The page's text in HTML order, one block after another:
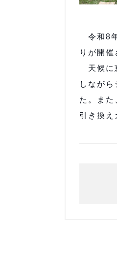
令和8
りが開催
天候に
しなが
た。また
引き換え